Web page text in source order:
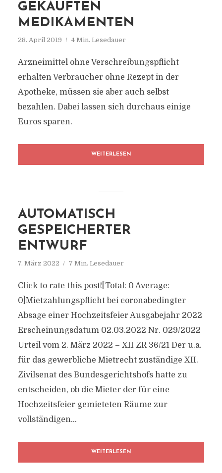
GEKAUFTEN
MEDIKAMENTEN
28. April 2019 4 Min. Lesedauer
Arzneimittel ohne Verschreibungspflicht
erhalten Verbraucher ohne Rezept in der
Apotheke, müssen sie aber auch selbst
bezahlen. Dabei lassen sich durchaus einige
Euros sparen.
WEITERLESEN
AUTOMATISCH
GESPEICHERTER
ENTWURF
7. März 2022 7 Min. Lesedauer
Click to rate this post![Total: 0 Average:
0]Mietzahlungspflicht bei coronabedingter
Absage einer Hochzeitsfeier Ausgabejahr 2022
Erscheinungsdatum 02.03.2022 Nr. 029/2022
Urteil vom 2. März 2022 – XII ZR 36/21 Der u.a.
für das gewerbliche Mietrecht zuständige XII.
Zivilsenat des Bundesgerichtshofs hatte zu
entscheiden, ob die Mieter der für eine
Hochzeitsfeier gemieteten Räume zur
vollständigen...
WEITERLESEN